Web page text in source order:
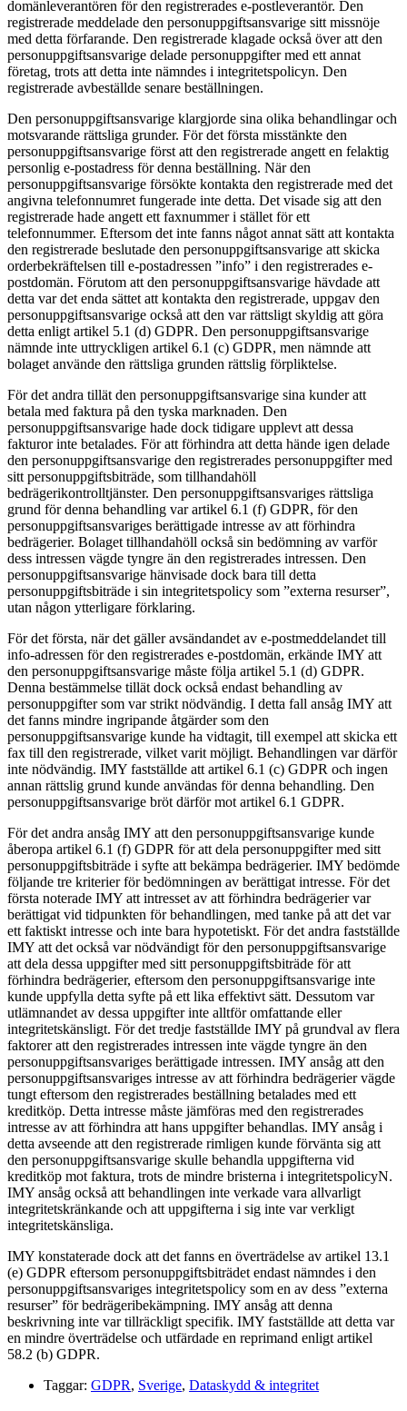
domänleverantören för den registrerades e-postleverantör. Den
registrerade meddelade den personuppgiftsansvarige sitt missnöje
med detta förfarande. Den registrerade klagade också över att den
personuppgiftsansvarige delade personuppgifter med ett annat
företag, trots att detta inte nämndes i integritetspolicyn. Den
registrerade avbeställde senare beställningen.
Den personuppgiftsansvarige klargjorde sina olika behandlingar och
motsvarande rättsliga grunder. För det första misstänkte den
personuppgiftsansvarige först att den registrerade angett en felaktig
personlig e-postadress för denna beställning. När den
personuppgiftsansvarige försökte kontakta den registrerade med det
angivna telefonnumret fungerade inte detta. Det visade sig att den
registrerade hade angett ett faxnummer i stället för ett
telefonnummer. Eftersom det inte fanns något annat sätt att kontakta
den registrerade beslutade den personuppgiftsansvarige att skicka
orderbekräftelsen till e-postadressen ”info” i den registrerades e-
postdomän. Förutom att den personuppgiftsansvarige hävdade att
detta var det enda sättet att kontakta den registrerade, uppgav den
personuppgiftsansvarige också att den var rättsligt skyldig att göra
detta enligt artikel 5.1 (d) GDPR. Den personuppgiftsansvarige
nämnde inte uttryckligen artikel 6.1 (c) GDPR, men nämnde att
bolaget använde den rättsliga grunden rättslig förpliktelse.
För det andra tillät den personuppgiftsansvarige sina kunder att
betala med faktura på den tyska marknaden. Den
personuppgiftsansvarige hade dock tidigare upplevt att dessa
fakturor inte betalades. För att förhindra att detta hände igen delade
den personuppgiftsansvarige den registrerades personuppgifter med
sitt personuppgiftsbiträde, som tillhandahöll
bedrägerikontrolltjänster. Den personuppgiftsansvariges rättsliga
grund för denna behandling var artikel 6.1 (f) GDPR, för den
personuppgiftsansvariges berättigade intresse av att förhindra
bedrägerier. Bolaget tillhandahöll också sin bedömning av varför
dess intressen vägde tyngre än den registrerades intressen. Den
personuppgiftsansvarige hänvisade dock bara till detta
personuppgiftsbiträde i sin integritetspolicy som ”externa resurser”,
utan någon ytterligare förklaring.
För det första, när det gäller avsändandet av e-postmeddelandet till
info-adressen för den registrerades e-postdomän, erkände IMY att
den personuppgiftsansvarige måste följa artikel 5.1 (d) GDPR.
Denna bestämmelse tillät dock också endast behandling av
personuppgifter som var strikt nödvändig. I detta fall ansåg IMY att
det fanns mindre ingripande åtgärder som den
personuppgiftsansvarige kunde ha vidtagit, till exempel att skicka ett
fax till den registrerade, vilket varit möjligt. Behandlingen var därför
inte nödvändig. IMY fastställde att artikel 6.1 (c) GDPR och ingen
annan rättslig grund kunde användas för denna behandling. Den
personuppgiftsansvarige bröt därför mot artikel 6.1 GDPR.
För det andra ansåg IMY att den personuppgiftsansvarige kunde
åberopa artikel 6.1 (f) GDPR för att dela personuppgifter med sitt
personuppgiftsbiträde i syfte att bekämpa bedrägerier. IMY bedömde
följande tre kriterier för bedömningen av berättigat intresse. För det
första noterade IMY att intresset av att förhindra bedrägerier var
berättigat vid tidpunkten för behandlingen, med tanke på att det var
ett faktiskt intresse och inte bara hypotetiskt. För det andra fastställde
IMY att det också var nödvändigt för den personuppgiftsansvarige
att dela dessa uppgifter med sitt personuppgiftsbiträde för att
förhindra bedrägerier, eftersom den personuppgiftsansvarige inte
kunde uppfylla detta syfte på ett lika effektivt sätt. Dessutom var
utlämnandet av dessa uppgifter inte alltför omfattande eller
integritetskänsligt. För det tredje fastställde IMY på grundval av flera
faktorer att den registrerades intressen inte vägde tyngre än den
personuppgiftsansvariges berättigade intressen. IMY ansåg att den
personuppgiftsansvariges intresse av att förhindra bedrägerier vägde
tungt eftersom den registrerades beställning betalades med ett
kreditköp. Detta intresse måste jämföras med den registrerades
intresse av att förhindra att hans uppgifter behandlas. IMY ansåg i
detta avseende att den registrerade rimligen kunde förvänta sig att
den personuppgiftsansvarige skulle behandla uppgifterna vid
kreditköp mot faktura, trots de mindre bristerna i integritetspolicyN.
IMY ansåg också att behandlingen inte verkade vara allvarligt
integritetskränkande och att uppgifterna i sig inte var verkligt
integritetskänsliga.
IMY konstaterade dock att det fanns en överträdelse av artikel 13.1
(e) GDPR eftersom personuppgiftsbiträdet endast nämndes i den
personuppgiftsansvariges integritetspolicy som en av dess ”externa
resurser” för bedrägeribekämpning. IMY ansåg att denna
beskrivning inte var tillräckligt specifik. IMY fastställde att detta var
en mindre överträdelse och utfärdade en reprimand enligt artikel
58.2 (b) GDPR.
Taggar: GDPR, Sverige, Dataskydd & integritet